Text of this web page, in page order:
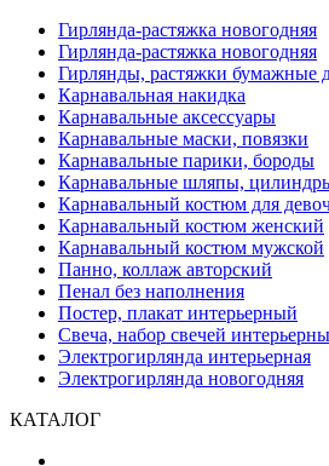
Гирлянда-растяжка новогодняя
Гирлянда-растяжка новогодняя
Гирлянды, растяжки бумажные
Карнавальная накидка
Карнавальные аксессуары
Карнавальные маски, повязки
Карнавальные парики, бороды
Карнавальные шляпы,
Карнавальный костюм для
Карнавальный костюм женский
Карнавальный костюм мужской
Панно, коллаж авторский
Пенал без наполнения
Постер, плакат интерьерный
Свеча, набор свечей
Электрогирлянда интерьерная
Электрогирлянда новогодняя
КАТАЛОГ